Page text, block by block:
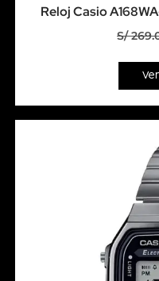
Reloj Casio
S/